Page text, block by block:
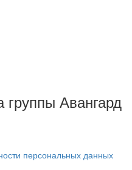
Авангард
персональных данных